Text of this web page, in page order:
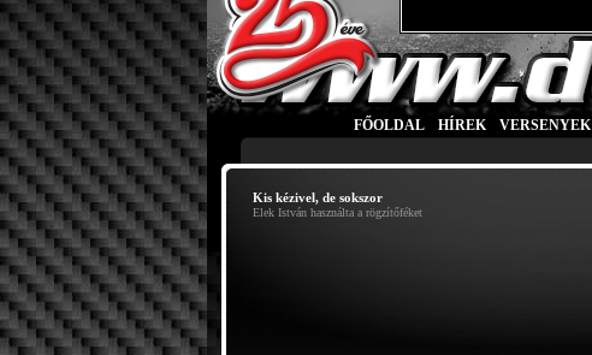
FŐOLDAL HÍREK VERSENYEK
Kis kézivel, de sokszor
Elek István használta a rögzítőféket